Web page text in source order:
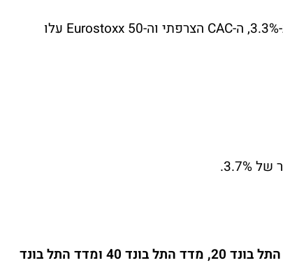
CAC הצרפתי וה-Eurostoxx 50 עלו
3.7%.
20, מדד התל בונד 40
ומדד התל בונד